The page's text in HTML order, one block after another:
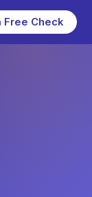
Free Check